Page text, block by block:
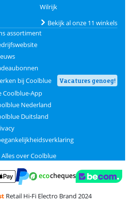
Wilrijk
Bekijk al onze 11 winkels
assortiment
bij Coolblue
Vacatures genoeg!
Coolblue-App
Nederland
Duitsland
Alles over Coolblue
en Visa via ClickToPay
Betalen met PayPal
Retail Hi-Fi Electro Brand 2024